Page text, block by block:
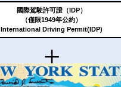
+
國際駕駛許可證（IDP）
（僅限1949年公約）
International Driving Permit(IDP)